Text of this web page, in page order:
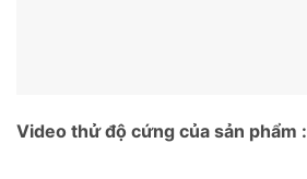
Video thử độ cứng của sản phẩm :